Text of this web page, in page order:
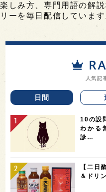
楽しみ方、専門用語の解
リーを毎日配信しています
人気記
日間
10の設
わかる
診…
【二日
＆ドリ